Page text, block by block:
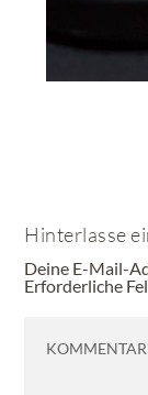
Hinterlasse
Deine E-Mail-
Erforderliche